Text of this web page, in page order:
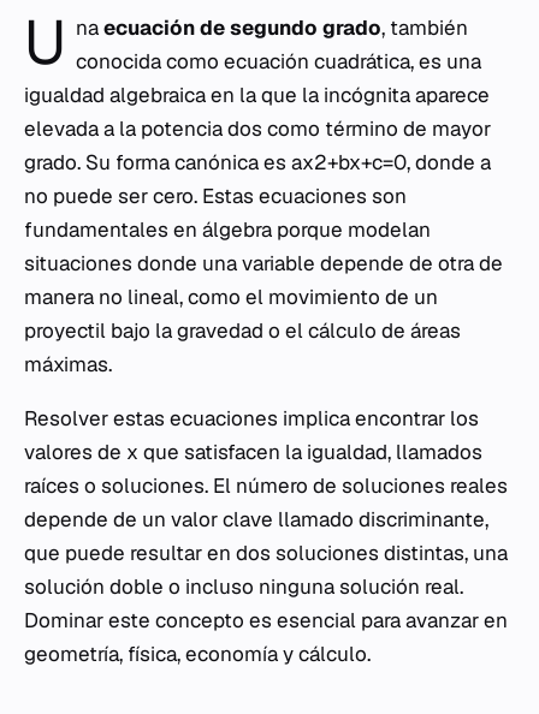
U naecuación de segundo grado, también
conocida como ecuación cuadrática, es una
igualdad algebraica en la que la incógnita aparece
elevada a la potencia dos como término de mayor
grado. Su forma canónica es ax2+bx+c=0, donde a
no puede ser cero. Estas ecuaciones son
fundamentales en álgebra porque modelan
situaciones donde una variable depende de otra de
manera no lineal, como el movimiento de un
proyectil bajo la gravedad o el cálculo de áreas
máximas.
Resolver estas ecuaciones implica encontrar los
valores de x que satisfacen la igualdad, llamados
raíces o soluciones. El número de soluciones reales
depende de un valor clave llamado discriminante,
que puede resultar en dos soluciones distintas, una
solución doble o incluso ninguna solución real.
Dominar este concepto es esencial para avanzar en
geometría, física, economía y cálculo.